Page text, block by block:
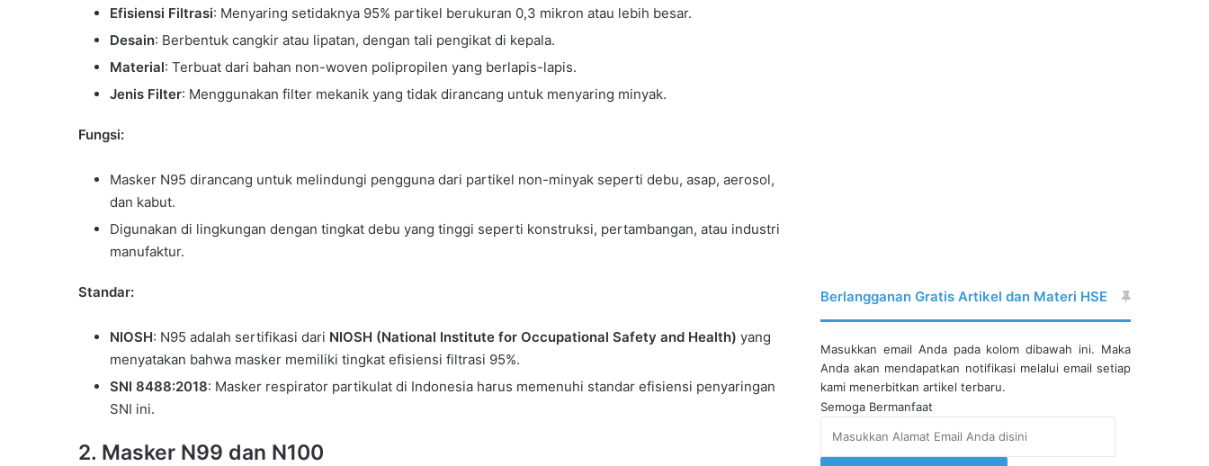
Efisiensi Filtrasi: Menyaring setidaknya 95% partikel berukuran 0,3 mikron atau lebih besar.
Desain: Berbentuk cangkir atau lipatan, dengan tali pengikat di kepala.
Material: Terbuat dari bahan non-woven polipropilen yang berlapis-lapis.
Jenis Filter: Menggunakan filter mekanik yang tidak dirancang untuk menyaring minyak.
Fungsi:
Masker N95 dirancang untuk melindungi pengguna dari partikel non-minyak seperti debu, asap, aerosol,
dan kabut.
Digunakan di lingkungan dengan tingkat debu yang tinggi seperti konstruksi, pertambangan, atau industri
manufaktur.
Standar:
NIOSH: N95 adalah sertifikasi dari NIOSH (National Institute for Occupational Safety and Health) yang
menyatakan bahwa masker memiliki tingkat efisiensi filtrasi 95%.
SNI 8488:2018: Masker respirator partikulat di Indonesia harus memenuhi standar efisiensi penyaringan
SNI ini.
2. Masker N99 dan N100
Berlangganan Gratis Artikel dan Materi HSE
Masukkan email Anda pada kolom dibawah ini. Maka
Anda akan mendapatkan notifikasi melalui email setiap
kami menerbitkan artikel terbaru.
Semoga Bermanfaat
Alamat